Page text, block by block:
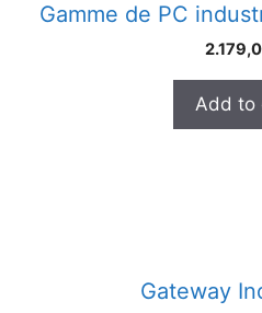
Gamme de PC
Add to
Gateway